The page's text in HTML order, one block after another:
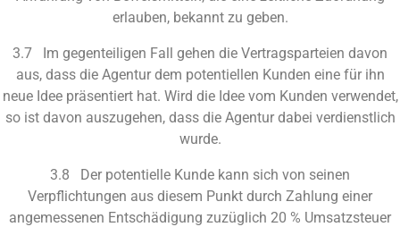
erlauben, bekannt zu geben.
3.7 Im gegenteiligen Fall gehen die Vertragsparteien davon
aus, dass die Agentur dem potentiellen Kunden eine für ihn
neue Idee präsentiert hat. Wird die Idee vom Kunden verwendet,
so ist davon auszugehen, dass die Agentur dabei verdienstlich
wurde.
3.8 Der potentielle Kunde kann sich von seinen
Verpflichtungen aus diesem Punkt durch Zahlung einer
angemessenen Entschädigung zuzüglich 20 % Umsatzsteuer